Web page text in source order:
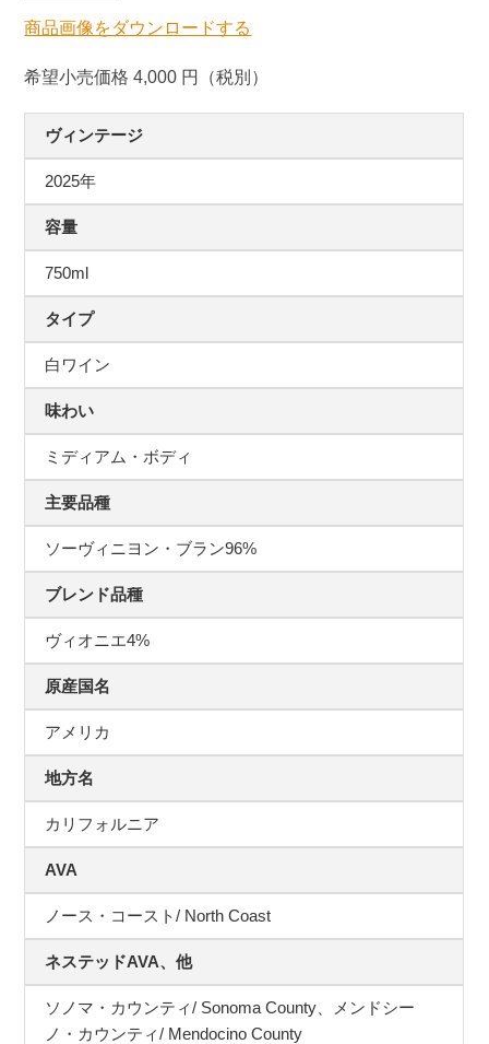
商品画像をダウンロードする
希望小売価格 4,000 円（税別）
ヴィンテージ
2025年
容量
750ml
タイプ
白ワイン
味わい
ミディアム・ボディ
主要品種
ソーヴィニヨン・ブラン96%
ブレンド品種
ヴィオニエ4%
原産国名
アメリカ
地方名
カリフォルニア
AVA
ノース・コースト/ North Coast
ネステッドAVA、他
ソノマ・カウンティ/ Sonoma County、メンドシー
ノ・カウンティ/ Mendocino County